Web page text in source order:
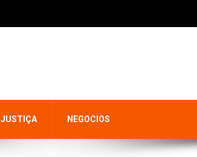
JUSTIÇA NEGOCIOS